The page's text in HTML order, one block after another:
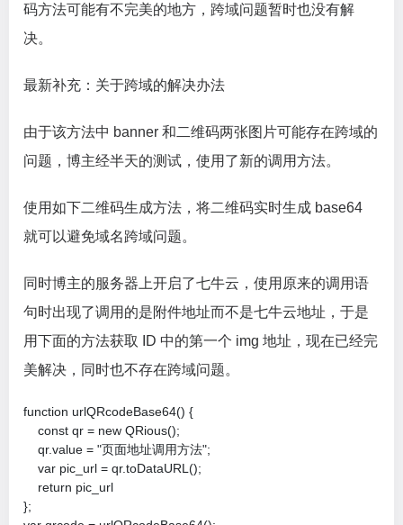
码方法可能有不完美的地方，跨域问题暂时也没有解
决。
最新补充：关于跨域的解决办法
由于该方法中 banner 和二维码两张图片可能存在跨域的
问题，博主经半天的测试，使用了新的调用方法。
使用如下二维码生成方法，将二维码实时生成 base64
就可以避免域名跨域问题。
同时博主的服务器上开启了七牛云，使用原来的调用语
句时出现了调用的是附件地址而不是七牛云地址，于是
用下面的方法获取 ID 中的第一个 img 地址，现在已经完
美解决，同时也不存在跨域问题。
function urlQRcodeBase64() {
const qr = new QRious();
qr.value = "页面地址调用方法";
var pic_url = qr.toDataURL();
return pic_url
};